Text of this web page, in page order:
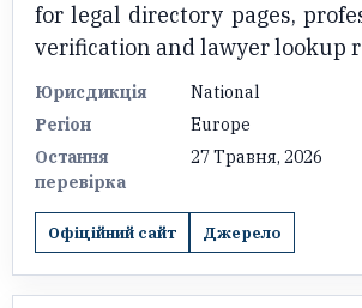
for legal directory pages,
verification and lawyer lookup
Юрисдикція
National
Регіон
Europe
Остання
перевірка
27 Травня, 2026
Офіційний сайт Джерело